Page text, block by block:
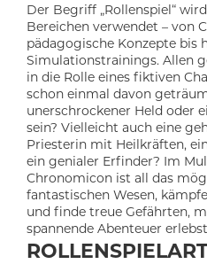
Der Begriff „Rollenspiel“
Bereichen verwendet – von
pädagogische Konzepte bis
Simulationstrainings. Allen
in die Rolle eines fiktiven
schon einmal davon
unerschrockener Held oder
sein? Vielleicht auch eine
Priesterin mit Heilkräften,
ein genialer Erfinder? Im
Chronomicon ist all das
fantastischen Wesen,
und finde treue Gefährten,
spannende Abenteuer